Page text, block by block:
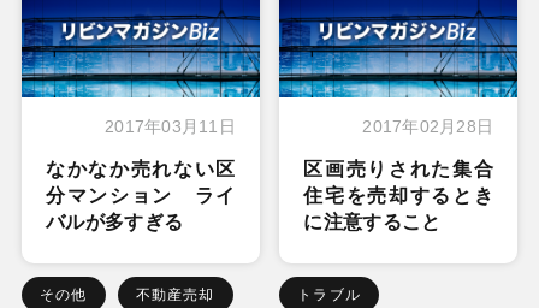
2017年03月11日
なかなか売れない区
分マンション ライ
バルが多すぎる
その他 不動産売却
2017年02月28日
区画売りされた集合
住宅を売却するとき
に注意すること
トラブル